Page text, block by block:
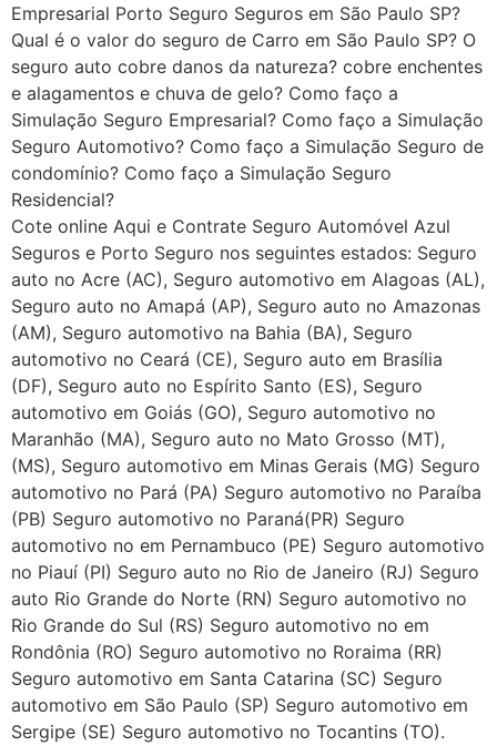
Empresarial Porto Seguro Seguros em São Paulo SP?
Qual é o valor do seguro de Carro em São Paulo SP? O
seguro auto cobre danos da natureza? cobre enchentes
e alagamentos e chuva de gelo? Como faço a
Simulação Seguro Empresarial? Como faço a Simulação
Seguro Automotivo? Como faço a Simulação Seguro de
condomínio? Como faço a Simulação Seguro
Residencial?
Cote online Aqui e Contrate Seguro Automóvel Azul
Seguros e Porto Seguro nos seguintes estados: Seguro
auto no Acre (AC), Seguro automotivo em Alagoas (AL),
Seguro auto no Amapá (AP), Seguro auto no Amazonas
(AM), Seguro automotivo na Bahia (BA), Seguro
automotivo no Ceará (CE), Seguro auto em Brasília
(DF), Seguro auto no Espírito Santo (ES), Seguro
automotivo em Goiás (GO), Seguro automotivo no
Maranhão (MA), Seguro auto no Mato Grosso (MT),
(MS), Seguro automotivo em Minas Gerais (MG) Seguro
automotivo no Pará (PA) Seguro automotivo no Paraíba
(PB) Seguro automotivo no Paraná(PR) Seguro
automotivo no em Pernambuco (PE) Seguro automotivo
no Piauí (PI) Seguro auto no Rio de Janeiro (RJ) Seguro
auto Rio Grande do Norte (RN) Seguro automotivo no
Rio Grande do Sul (RS) Seguro automotivo no em
Rondônia (RO) Seguro automotivo no Roraima (RR)
Seguro automotivo em Santa Catarina (SC) Seguro
automotivo em São Paulo (SP) Seguro automotivo em
Sergipe (SE) Seguro automotivo no Tocantins (TO).